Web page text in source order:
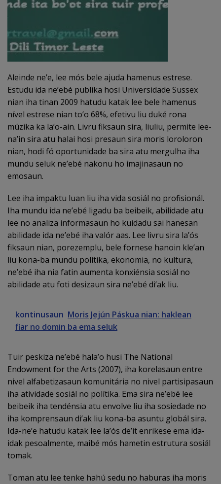
Aleinde neʼe, ​​lee mós bele ajuda hamenus estrese.
Estudu ida ne’ebé publika hosi Universidade Sussex
nian iha tinan 2009 hatudu katak lee bele hamenus
nível estrese nian to’o 68%, efetivu liu duké rona
múzika ka la’o-ain. Livru fiksaun sira, liuliu, permite lee-
na’in sira atu halai hosi presaun sira moris loroloron
nian, hodi fó oportunidade ba sira atu mergulha iha
mundu seluk ne’ebé nakonu ho imajinasaun no
emosaun.
Lee iha impaktu luan liu iha vida sosiál no profisionál.
Iha mundu ida ne’ebé ligadu ba beibeik, abilidade atu
lee no analiza informasaun ho kuidadu sai hanesan
abilidade ida ne’ebé iha valór aas. Lee livru sira la’ós
fiksaun nian, porezemplu, bele fornese hanoin kle’an
liu kona-ba mundu polítika, ekonomia, no kultura,
ne’ebé iha nia fatin aumenta konxiénsia sosiál no
abilidade atu foti desizaun sira ne’ebé di’ak liu.
kontinusaun Moris Jejún Páskua nian: haklean
fiar no domin ba ema seluk
Tuir peskiza ne’ebé hala’o husi The National
Endowment for the Arts (2007), iha korelasaun entre
nivel alfabetizasaun komunitária no nivel partisipasaun
iha atividade sosiál no polítika. Ema sira ne’ebé lee
beibeik iha tendénsia atu envolve liu iha sosiedade no
iha komprensaun di’ak liu kona-ba asuntu globál sira.
Ida-ne’e hatudu katak lee la’ós de’it enrikese ema ida-
idak pesoalmente, maibé mós hametin estrutura sosiál
tomak.
Toman atu lee tenke hahú sedu no haburas iha moris